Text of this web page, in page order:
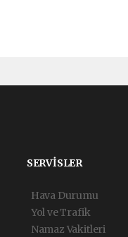
SERVİSLER
Hava Durumu
Yol ve Trafik
Namaz Vakitleri